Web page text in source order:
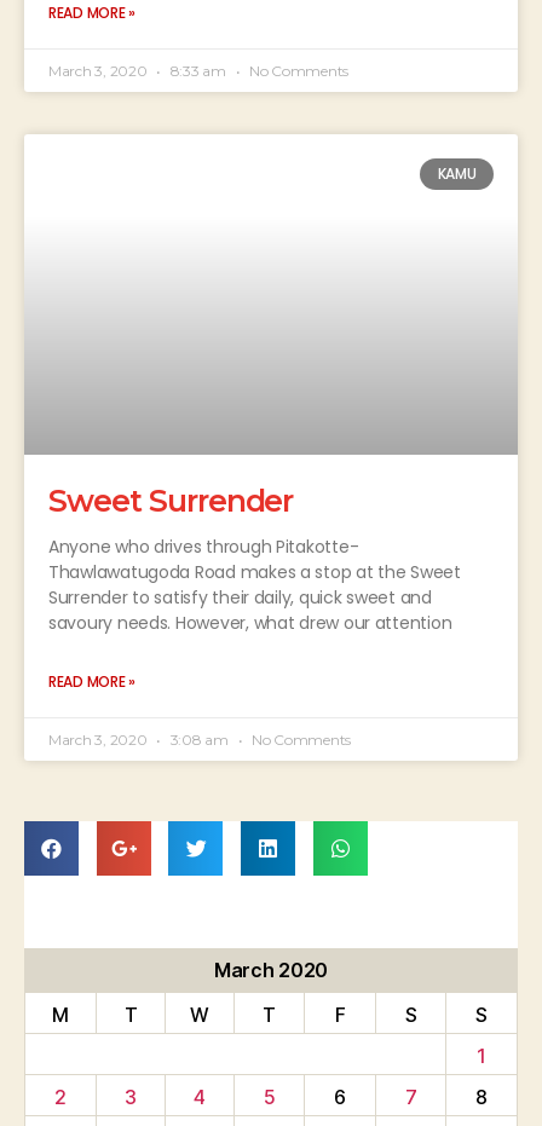
READ MORE »
March 3, 2020 8:33 am No Comments
KAMU
Sweet Surrender
Anyone who drives through Pitakotte-
Thawlawatugoda Road makes a stop at the Sweet
Surrender to satisfy their daily, quick sweet and
savoury needs. However, what drew our attention
READ MORE »
March 3, 2020 3:08 am No Comments
March 2020
M
T W T F S
S
1
2
3 4 5 6 7
8